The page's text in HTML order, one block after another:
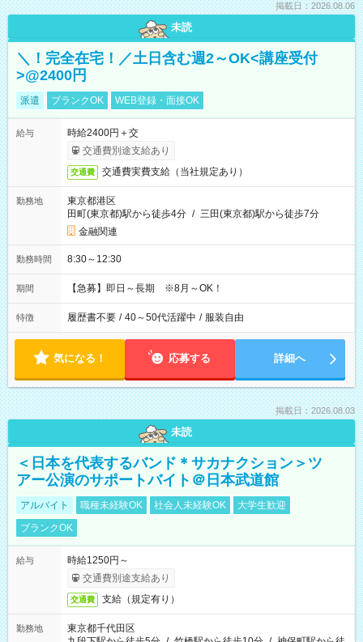
掲載日：2026.08.06
未読
＼！完全在宅！／土日含む週2～OK<講座受付
>@2400円
派遣 ブランクOK WEB登録・面接OK
給与
時給2400円＋交
交通費別途支給あり
交通費 交通費実費支給（当社規定あり）
勤務地
東京都港区
田町(東京都)駅から徒歩4分 / 三田(東京都)駅から徒歩7分
金融関連
勤務時間 8:30～12:30
期間 【急募】即日～長期 ※8月～OK！
特徴 履歴書不要 / 40～50代活躍中 / 服装自由
気になる！ 応募する 詳細へ
掲載日：2026.08.03
未読
＜日本を代表するバンド＊サカナクション＞ツ
アー公演のサポートバイト＠日本武道館
アルバイト 職種未経験OK 社会人未経験OK
大学生歓迎
ブランクOK
給与
時給1250円～
交通費別途支給あり
交通費 支給（規定有り）
勤務地
東京都千代田区